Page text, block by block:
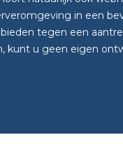
in een
tegen een
kunt u geen eigen